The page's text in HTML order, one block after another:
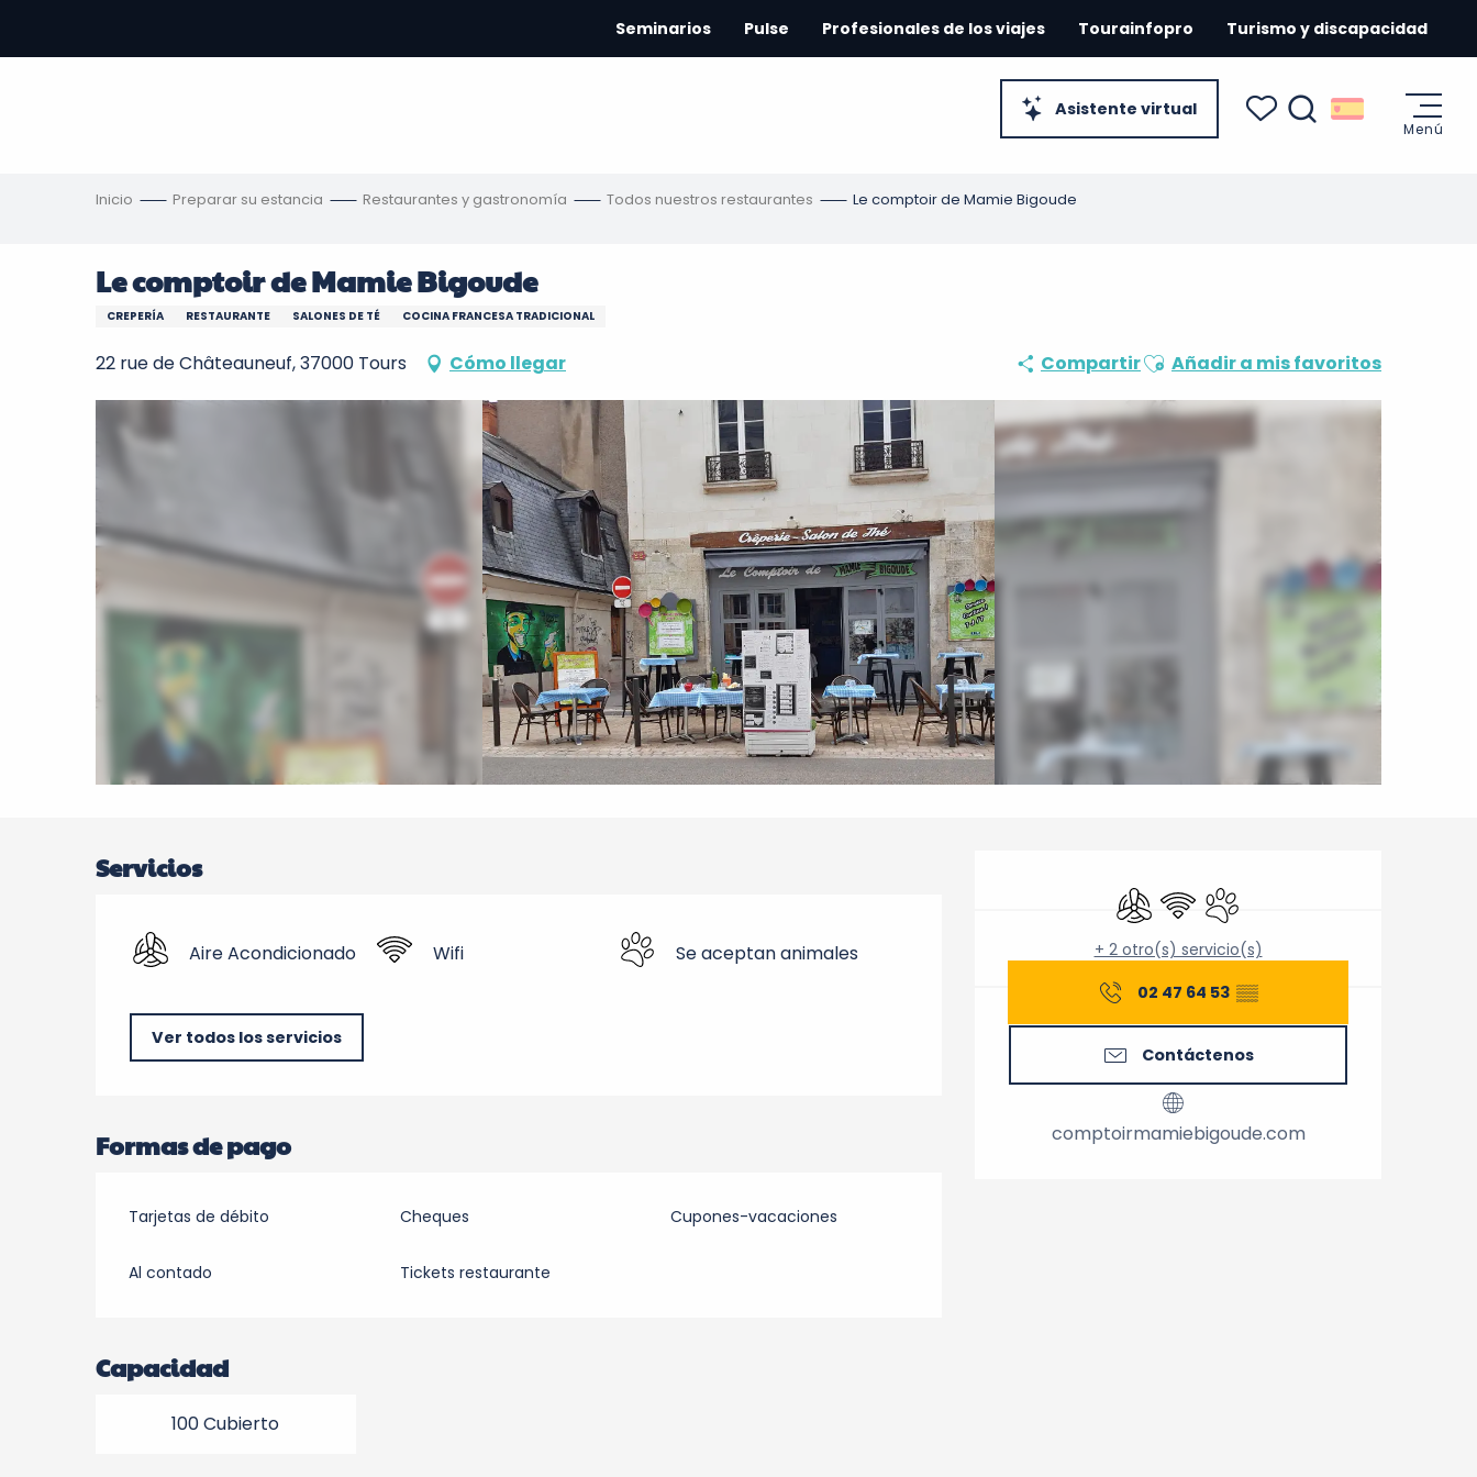
contenu
Asistente virtual
Seminarios Pulse Profesionales de los viajes Tourainfopro Turismo y discapacidad
Menú
Inicio Preparar su estancia Restaurantes y gastronomía Todos nuestros restaurantes Le comptoir de Mamie Bigoude
Le comptoir de Mamie Bigoude
CREPERÍA RESTAURANTE SALONES DE TÉ COCINA FRANCESA TRADICIONAL
22 rue de Châteauneuf, 37000 Tours Cómo llegar CompartirAjouter aux favoris
Añadir a mis favoritos
Horarios y datos de
Aire Acondicionado
Wifi Se aceptan animales
+ 2 otro(s) servicio(s)
02 47 64 53 ▒▒
Contáctenos
comptoirmamiebigoude.com
Servicios
Aire Acondicionado Wifi Se aceptan animales
Ver todos los servicios
Formas de pago
Tarjetas de débito Cheques Cupones-vacaciones
Al contado Tickets restaurante
Capacidad
100 Cubierto